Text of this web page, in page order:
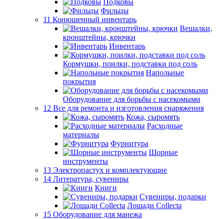
Подковы
Фильцы
11 Конюшенный инвентарь
Вешалки,
кронштейны, крючки
Инвентарь
Кормушки, поилки, подставки под соль
Напольные
покрытия
Оборудование для борьбы с насекомыми
12 Все для ремонта и изготовления снаряжения
Кожа, сыромять
Расходные
материалы
Фурнитура
Шорные
инструменты
13 Электропастух и комплектующие
14 Литература, сувениры
Книги
Сувениры, подарки
Лошади Collecta
15 Оборудование для манежа